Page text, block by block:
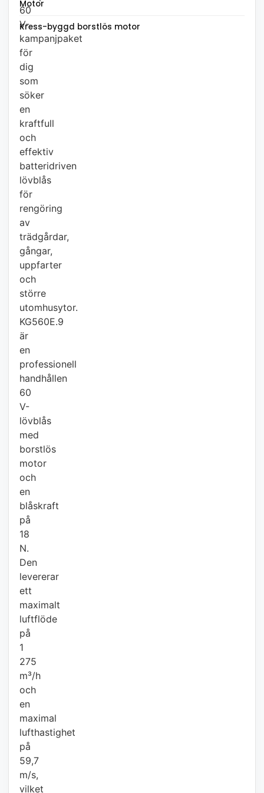
60
V-
kampanjpaket
för
dig
som
söker
en
kraftfull
och
effektiv
batteridriven
lövblås
för
rengöring
av
trädgårdar,
gångar,
uppfarter
och
större
utomhusytor.
KG560E.9
är
en
professionell
handhållen
60
V-
lövblås
med
borstlös
motor
och
en
blåskraft
på
18
N.
Den
levererar
ett
maximalt
luftflöde
på
1
275
m³/h
och
en
maximal
lufthastighet
på
59,7
m/s,
vilket
Motor
Kress-byggd borstlös motor